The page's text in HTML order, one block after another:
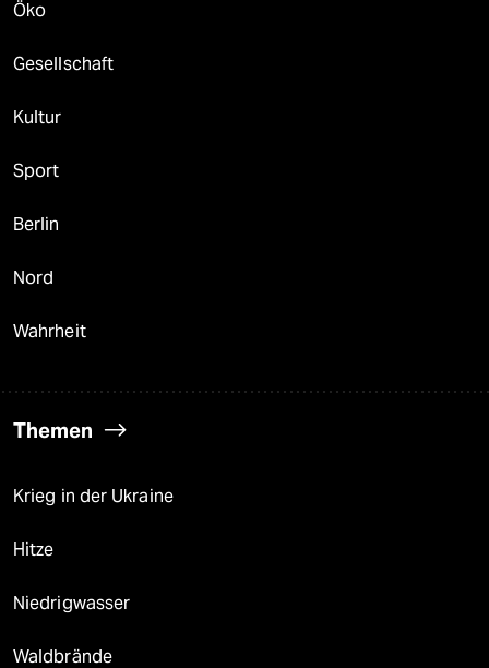
Öko
Gesellschaft
Kultur
Sport
Berlin
Nord
Wahrheit
Themen
Krieg in der Ukraine
Hitze
Niedrigwasser
Waldbrände